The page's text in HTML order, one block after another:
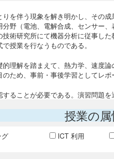
を伴う現象を解き明かし、その
野（電池、電解合成、センサー
術研究所にて機器分析に従事し
授業を行なうものである。
理解を踏まえて、熱力学、速度
ため、事前・事後学習としてレ
ることが必要である。演習問題
授業の
ICT 利用